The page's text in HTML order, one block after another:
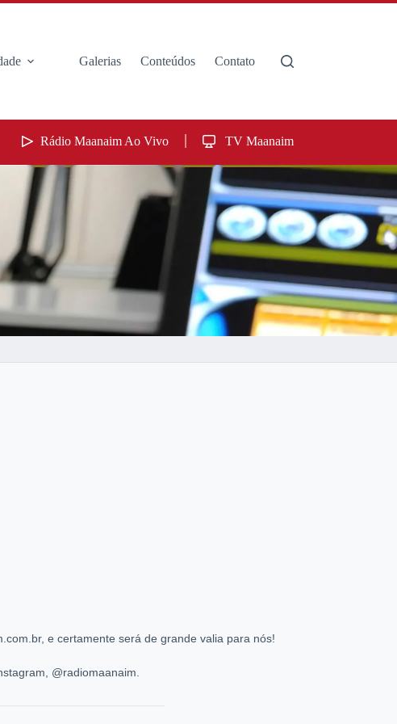
Galerias Conteúdos Contato
Rádio Maanaim Ao Vivo TV Maanaim
e certamente será de grande valia para nós!
@radiomaanaim.